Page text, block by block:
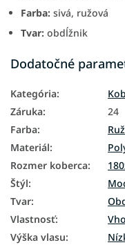
Farba: sivá, ružová
Tvar: obdĺžnik
Dodatočné
Kategória:
Záruka:
24
Farba:
Materiál:
Rozmer koberca:
Štýl:
Tvar:
Vlastnosť:
Výška vlasu: